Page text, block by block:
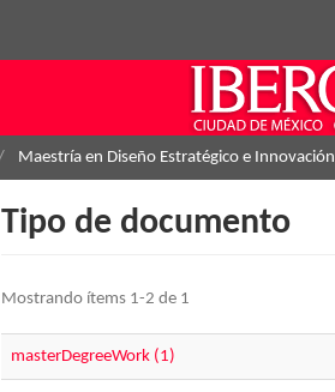
Maestría en Diseño Estratégico e Innovación
Tipo de documento
Mostrando ítems 1-2 de 1
masterDegreeWork (1)